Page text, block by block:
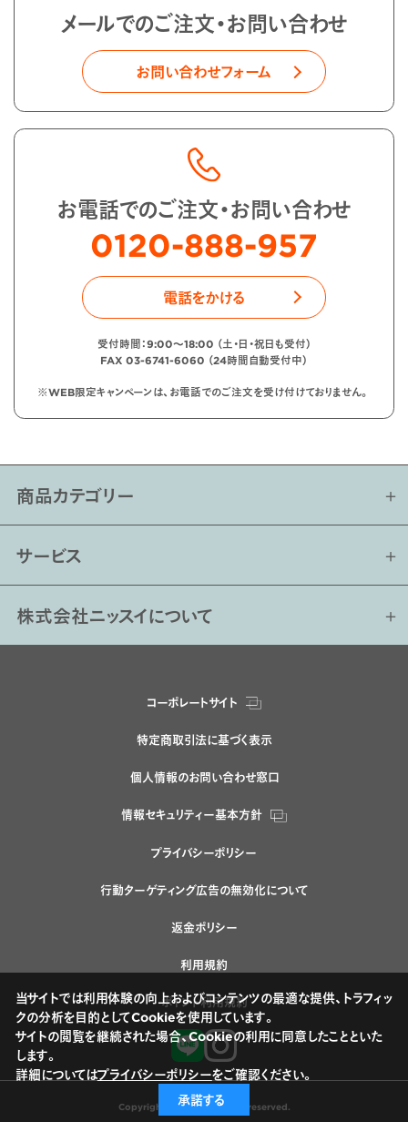
メールでのご注文・お問い合わせ
お問い合わせフォーム
お電話でのご注文・お問い合わせ
0120-888-957
電話をかける
受付時間：9:00〜18:00 （土・日・祝日も受付）
FAX 03-6741-6060 （24時間自動受付中）
※WEB限定キャンペーンは、お電話でのご注文を受け付けておりません。
商品カテゴリー
サービス
株式会社ニッスイについて
コーポレートサイト
特定商取引法に基づく表示
個人情報のお問い合わせ窓口
情報セキュリティー基本方針
プライバシーポリシー
行動ターゲティング広告の無効化について
返金ポリシー
利用規約
ポイント利用規約
Copyright © Nissui All rights reserved.
当サイトでは利用体験の向上およびコンテンツの最適な提供、トラフィッ
クの分析を目的としてCookieを使用しています。
サイトの閲覧を継続された場合、Cookieの利用に同意したことといた
します。
詳細についてはプライバシーポリシーをご確認ください。
承諾する